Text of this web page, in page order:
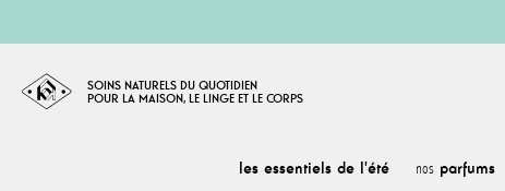
SOINS NATURELS DU QUOTIDIEN
POUR LA MAISON, LE LINGE ET LE CORPS
les essentiels de l'été nos parfums